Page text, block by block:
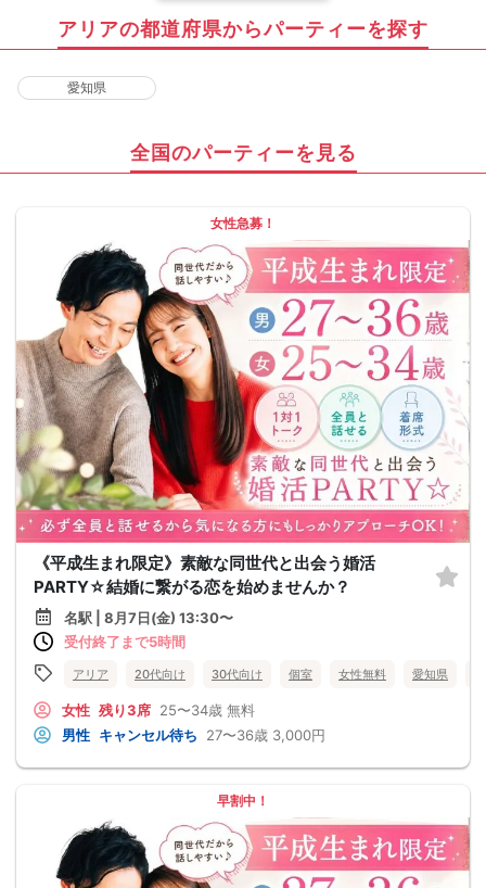
アリアの都道府県からパーティーを探す
愛知県
全国のパーティーを見る
女性急募！
《平成生まれ限定》素敵な同世代と出会う婚活
PARTY☆結婚に繋がる恋を始めませんか？
名駅 | 8月7日(金) 13:30〜
受付終了まで5時間
アリア 20代向け 30代向け 個室 女性無料 愛知県
女性 残り3席 25〜34歳 無料
男性 キャンセル待ち 27〜36歳 3,000円
早割中！